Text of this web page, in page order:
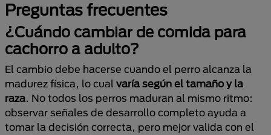
Preguntas frecuentes
¿Cuándo cambiar de comida para
cachorro a adulto?
El cambio debe hacerse cuando el perro alcanza la
madurez física, lo cual varía según el tamaño y la
raza. No todos los perros maduran al mismo ritmo:
observar señales de desarrollo completo ayuda a
tomar la decisión correcta, pero mejor valida con el